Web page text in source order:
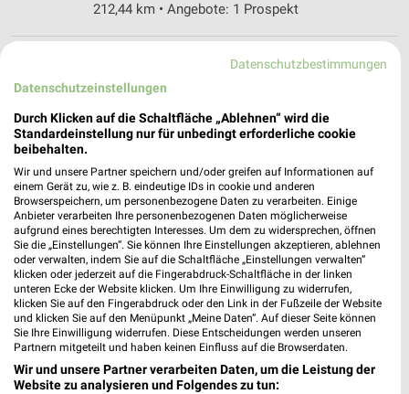
212,44 km • Angebote: 1 Prospekt
Netto Marken-Discount Salzgitter
Neißestr. 121
Heute 07:00 - 22:00 Uhr | Geöffnet
ALDI Nord Salzgitter
Hinter dem Salze 11
38259 Salzgitter
Heute 07:00 - 21:00 Uhr | Schließt in 52 Min.
212,71 km • Angebote: 4 Prospekte
ALDI Nord Salzgitter
Schlosserstr. 1
Datenschutzbestimmungen
Datenschutzeinstellungen
Durch Klicken auf die Schaltfläche „Ablehnen“ wird die
Standardeinstellung nur für unbedingt erforderliche cookie
beibehalten.
Wir und unsere Partner speichern und/oder greifen auf Informationen auf
einem Gerät zu, wie z. B. eindeutige IDs in cookie und anderen
Browserspeichern, um personenbezogene Daten zu verarbeiten. Einige
Anbieter verarbeiten Ihre personenbezogenen Daten möglicherweise
aufgrund eines berechtigten Interesses. Um dem zu widersprechen, öffnen
Sie die „Einstellungen“. Sie können Ihre Einstellungen akzeptieren, ablehnen
oder verwalten, indem Sie auf die Schaltfläche „Einstellungen verwalten“
klicken oder jederzeit auf die Fingerabdruck-Schaltfläche in der linken
unteren Ecke der Website klicken. Um Ihre Einwilligung zu widerrufen,
klicken Sie auf den Fingerabdruck oder den Link in der Fußzeile der Website
und klicken Sie auf den Menüpunkt „Meine Daten“. Auf dieser Seite können
Sie Ihre Einwilligung widerrufen. Diese Entscheidungen werden unseren
Partnern mitgeteilt und haben keinen Einfluss auf die Browserdaten.
Wir und unsere Partner verarbeiten Daten, um die Leistung der
Website zu analysieren und Folgendes zu tun: